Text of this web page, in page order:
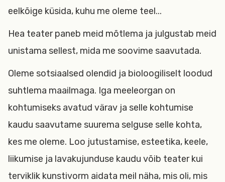
eelkõige küsida, kuhu me oleme teel...
Hea teater paneb meid mõtlema ja julgustab meid
unistama sellest, mida me soovime saavutada.
Oleme sotsiaalsed olendid ja bioloogiliselt loodud
suhtlema maailmaga. Iga meeleorgan on
kohtumiseks avatud värav ja selle kohtumise
kaudu saavutame suurema selguse selle kohta,
kes me oleme. Loo jutustamise, esteetika, keele,
liikumise ja lavakujunduse kaudu võib teater kui
terviklik kunstivorm aidata meil näha, mis oli, mis